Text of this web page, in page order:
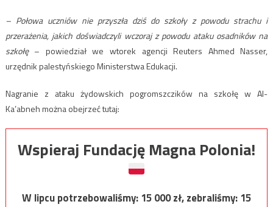
– Połowa uczniów nie przyszła dziś do szkoły z powodu strachu i
przerażenia, jakich doświadczyli wczoraj z powodu ataku osadników na
szkołę– powiedział we wtorek agencji Reuters Ahmed Nasser,
urzędnik palestyńskiego Ministerstwa Edukacji.
Nagranie z ataku żydowskich pogromszczików na szkołę w Al-
Ka’abneh można obejrzeć tutaj:
Wspieraj Fundację Magna Polonia!
W lipcu potrzebowaliśmy:15 000zł, zebraliśmy:15